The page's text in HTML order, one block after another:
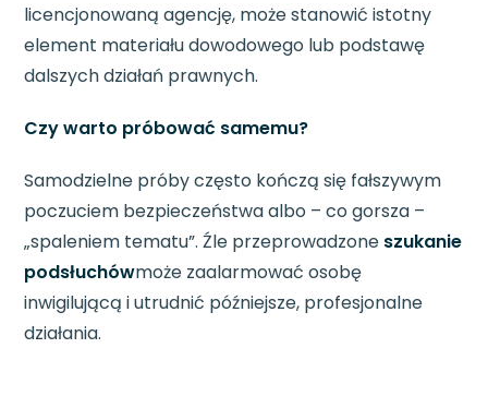
licencjonowaną agencję, może stanowić istotny
element materiału dowodowego lub podstawę
dalszych działań prawnych.
Czy warto próbować samemu?
Samodzielne próby często kończą się fałszywym
poczuciem bezpieczeństwa albo – co gorsza –
„spaleniem tematu”. Źle przeprowadzone szukanie
podsłuchówmoże zaalarmować osobę
inwigilującą i utrudnić późniejsze, profesjonalne
działania.